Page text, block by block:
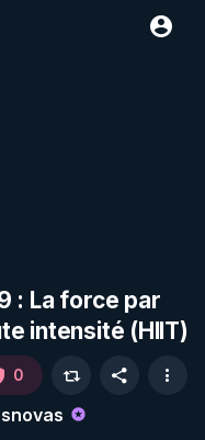
: La force par
intensité (HIIT)
0